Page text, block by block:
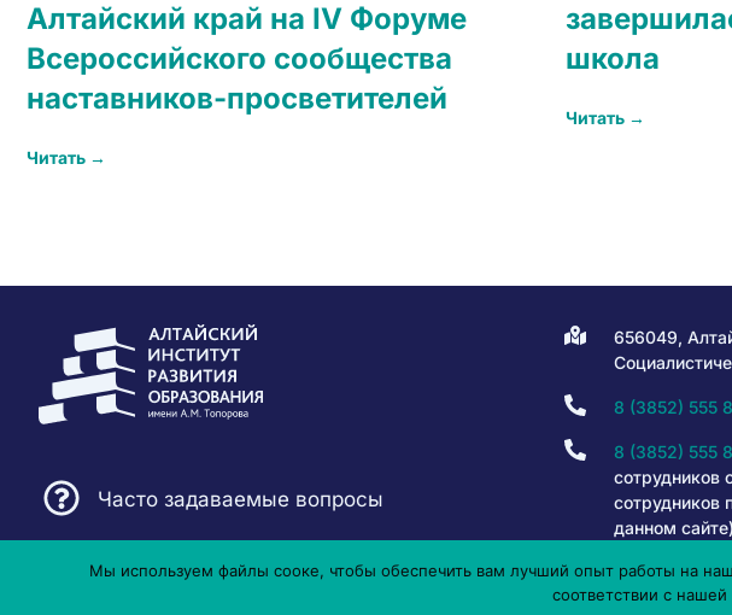
Алтайский край на IV Форуме
Всероссийского сообщества
наставников-просветителей
Читать →
школа
Читать →
Часто задаваемые вопросы
656049,
8 (3852) 555
8 (3852) 555
сотрудников
сотрудников
данном сайте)
8 800 301 80
Мы используем файлы сооке, чтобы обеспечить вам лучший опыт работы на
соответствии с